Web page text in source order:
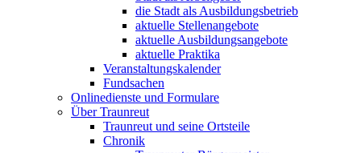
die Stadt als Ausbildungsbetrieb
aktuelle Stellenangebote
aktuelle Ausbildungsangebote
aktuelle Praktika
Veranstaltungskalender
Fundsachen
Onlinedienste und Formulare
Über Traunreut
Traunreut und seine Ortsteile
Chronik